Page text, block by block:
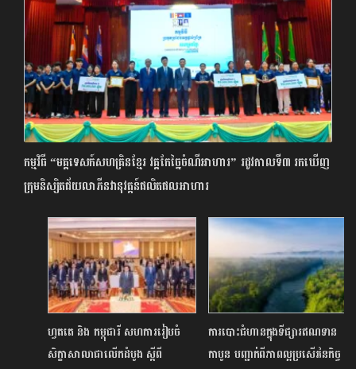
កម្មវិធី “មគ្គទេសក៍សហគ្រិនខ្មែរ វគ្គកែច្នៃចំណីអាហារ” រដូវកាលទី៣​ រកឃើញ
ក្រុមនិស្សិតជ័យលាភីនវានុវត្តន៍ផលិតផលអាហារ
ហ្វតតេ និង កម្ពុជារី សហការរៀបចំ
សិក្ខាសាលាជាលើកដំបូង ស្តីពី
ការបោះជំហានក្នុងទីផ្សារឥណទាន
កាបូន បញ្ជាក់ពីភាពល្អប្រសើរនៃកិច្ច